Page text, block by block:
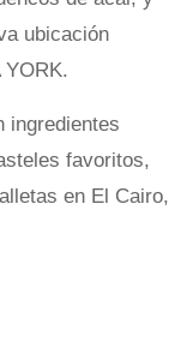
ubicación
YORK.
ingredientes
favoritos,
en El Cairo,